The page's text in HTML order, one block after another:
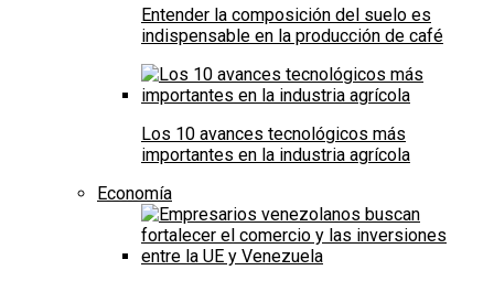
Entender la composición del suelo es
indispensable en la producción de café
Los 10 avances tecnológicos más
importantes en la industria agrícola
Economía